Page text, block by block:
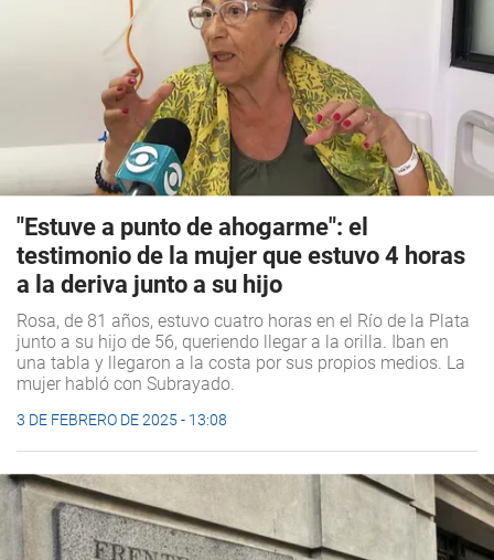
"Estuve a punto de ahogarme": el
testimonio de la mujer que estuvo 4 horas
a la deriva junto a su hijo
Rosa, de 81 años, estuvo cuatro horas en el Río de la Plata
junto a su hijo de 56, queriendo llegar a la orilla. Iban en
una tabla y llegaron a la costa por sus propios medios. La
mujer habló con Subrayado.
3 DE FEBRERO DE 2025 - 13:08